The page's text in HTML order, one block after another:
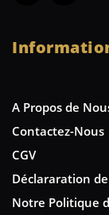
A Propos de
Contactez-Nous
CGV
Déclararation
Notre Politique